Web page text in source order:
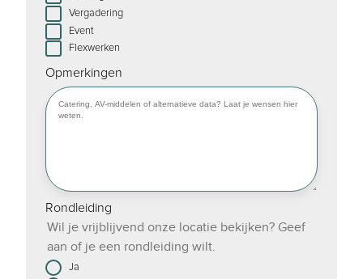
Vergadering
Event
Flexwerken
Opmerkingen
Rondleiding
Wil je vrijblijvend onze locatie bekijken? Geef
aan of je een rondleiding wilt.
Ja